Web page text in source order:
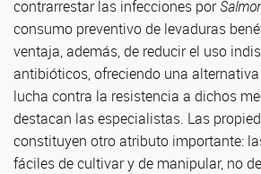
contrarrestar las infecciones por
consumo preventivo de levaduras
ventaja, además, de reducir el uso
antibióticos, ofreciendo una
lucha contra la resistencia a dichos
destacan las especialistas. Las
constituyen otro atributo importante:
fáciles de cultivar y de manipular, no